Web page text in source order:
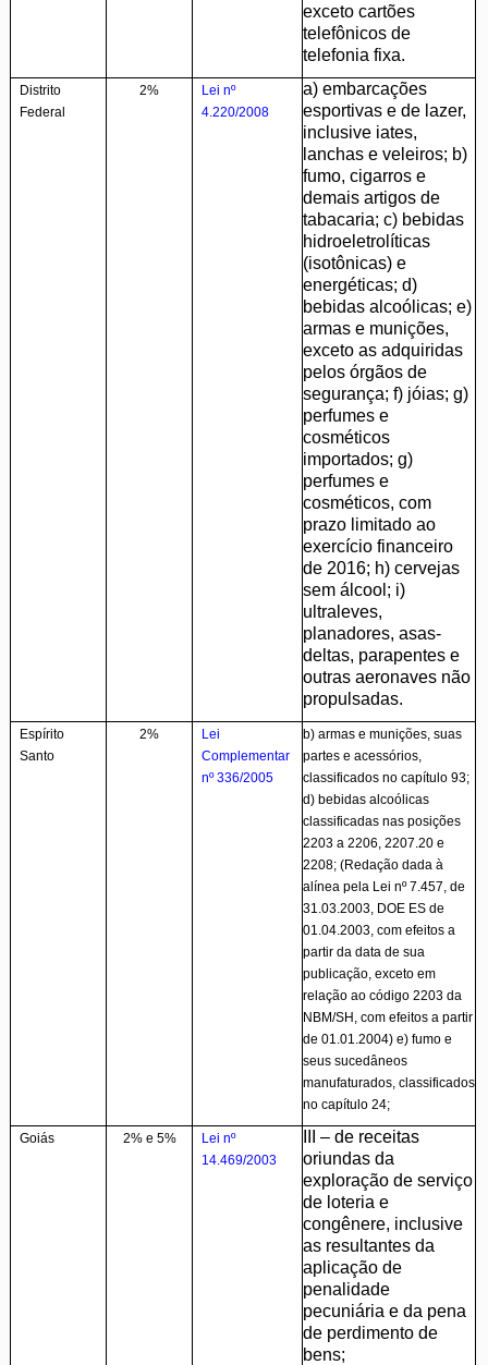
exceto cartões
telefônicos de
telefonia fixa.
Distrito
Federal
2%
Lei nº
4.220/2008
a) embarcações
esportivas e de lazer,
inclusive iates,
lanchas e veleiros; b)
fumo, cigarros e
demais artigos de
tabacaria; c) bebidas
hidroeletrolíticas
(isotônicas) e
energéticas; d)
bebidas alcoólicas; e)
armas e munições,
exceto as adquiridas
pelos órgãos de
segurança; f) jóias; g)
perfumes e
cosméticos
importados;g)
perfumes e
cosméticos, com
prazo limitado ao
exercício financeiro
de 2016; h) cervejas
sem álcool; i)
ultraleves,
planadores, asas-
deltas, parapentes e
outras aeronaves não
propulsadas.
Espírito
Santo
2%
Lei
Complementar
nº 336/2005
b) armas e munições, suas
partes e acessórios,
classificados no capítulo 93;
d) bebidas alcoólicas
classificadas nas posições
2203 a 2206, 2207.20 e
2208; (Redação dada à
alínea pela Lei nº 7.457, de
31.03.2003, DOE ES de
01.04.2003, com efeitos a
partir da data de sua
publicação, exceto em
relação ao código 2203 da
NBM/SH, com efeitos a partir
de 01.01.2004) e) fumo e
seus sucedâneos
manufaturados, classificados
no capítulo 24;
Goiás 2% e 5%
Lei nº
14.469/2003
III – de receitas
oriundas da
exploração de serviço
de loteria e
congênere, inclusive
as resultantes da
aplicação de
penalidade
pecuniária e da pena
de perdimento de
bens;